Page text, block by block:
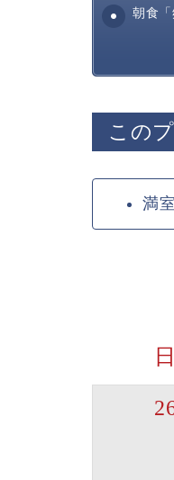
朝食「
巻きたまご
この
満
日